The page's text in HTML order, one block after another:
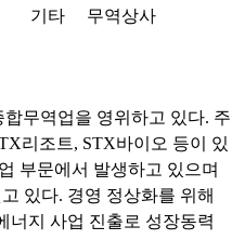
기타 무역상사
무역업을 영위하고 있다. 주
리조트, STX바이오 등이 있
부문에서 발생하고 있으며
있다. 경영 정상화를 위해
너지 사업 진출로 성장동력